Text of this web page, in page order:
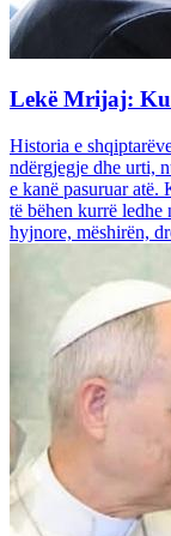
Lekë Mrijaj:
Historia e
ndërgjegje dhe urti,
e kanë pasuruar
të bëhen kurrë ledhe
hyjnore, mëshirën,